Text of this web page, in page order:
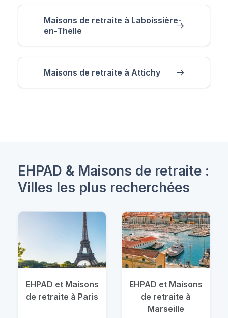
Maisons de retraite à Laboissière-
en-Thelle
Maisons de retraite à Attichy
EHPAD & Maisons de retraite :
Villes les plus recherchées
EHPAD et Maisons
de retraite à Paris
EHPAD et Maisons
de retraite à
Marseille